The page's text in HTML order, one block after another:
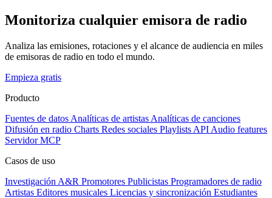
Monitoriza cualquier emisora de radio
Analiza las emisiones, rotaciones y el alcance de audiencia en miles
de emisoras de radio en todo el mundo.
Empieza gratis
Producto
Fuentes de datos Analíticas de artistas Analíticas de canciones
Difusión en radio Charts Redes sociales Playlists API Audio features
Servidor MCP
Casos de uso
Investigación A&R Promotores Publicistas Programadores de radio
Artistas Editores musicales Licencias y sincronización Estudiantes